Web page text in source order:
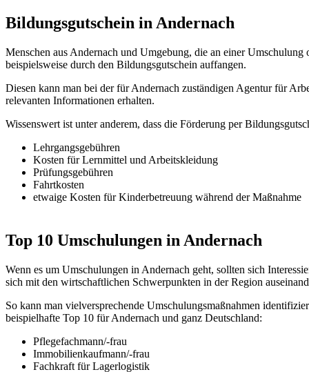
Bildungsgutschein in Andernach
Menschen aus Andernach und Umgebung, die an einer
beispielsweise durch den Bildungsgutschein auffangen.
Diesen kann man bei der für Andernach zuständigen Agentur für
relevanten Informationen erhalten.
Wissenswert ist unter anderem, dass die Förderung per
Lehrgangsgebühren
Kosten für Lernmittel und Arbeitskleidung
Prüfungsgebühren
Fahrtkosten
etwaige Kosten für Kinderbetreuung während der Maßnahme
Top 10 Umschulungen in Andernach
Wenn es um Umschulungen in Andernach geht, sollten sich
sich mit den wirtschaftlichen Schwerpunkten in der Region
So kann man vielversprechende Umschulungsmaßnahmen
beispielhafte Top 10 für Andernach und ganz Deutschland:
Pflegefachmann/-frau
Immobilienkaufmann/-frau
Fachkraft für Lagerlogistik